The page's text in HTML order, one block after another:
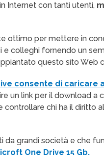
Internet con tanti utenti,
ottimo per mettere in
e colleghi fornendo un
questo sito Web
consente di caricare
un link per il download a
controllare chi ha il diritto
da grandi società e che
One Drive 15 Gb.